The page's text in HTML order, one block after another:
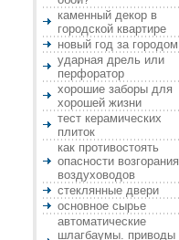
каменный декор в
городской квартире
новый год за городом
ударная дрель или
перфоратор
хорошие заборы для
хорошей жизни
тест керамических
плиток
как противостоять
опасности возгорания
воздуховодов
стеклянные двери
основное сырье
автоматические
шлагбаумы. приводы